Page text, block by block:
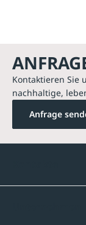
Kontaktieren Sie
nachhaltige,
Anfrage